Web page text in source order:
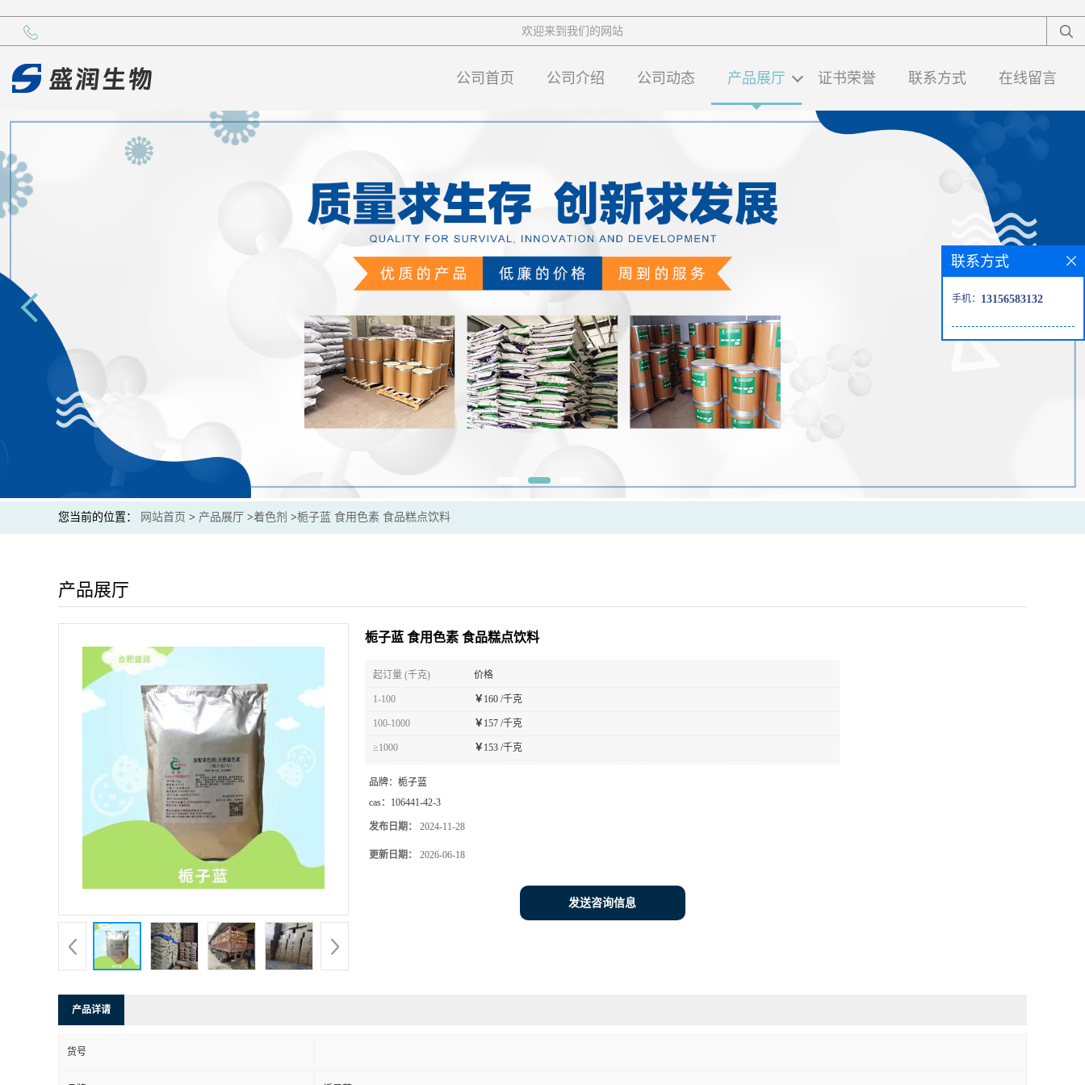
欢迎来到我们的网站
公司首页 公司介绍 公司动态 产品展厅 证书荣誉 联系方式 在线留言
您当前的位置： 网站首页 > 产品展厅 >着色剂 >栀子蓝 食用色素 食品糕点饮料
产品展厅
栀子蓝 食用色素 食品糕点饮料
起订量 (千克) 价格
1-100 ￥160 /千克
100-1000 ￥157 /千克
≥1000 ￥153 /千克
品牌： 栀子蓝
cas： 106441-42-3
发布日期： 2024-11-28
更新日期： 2026-06-18
发送咨询信息
产品详请
货号
联系方式
手机： 13156583132